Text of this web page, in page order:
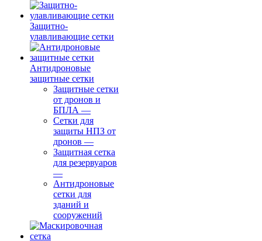
Защитно-
улавливающие сетки
Антидроновые
защитные сетки
Защитные сетки
от дронов и
БПЛА —
Сетки для
защиты НПЗ от
дронов —
Защитная сетка
для резервуаров
—
Антидроновые
сетки для
зданий и
сооружений